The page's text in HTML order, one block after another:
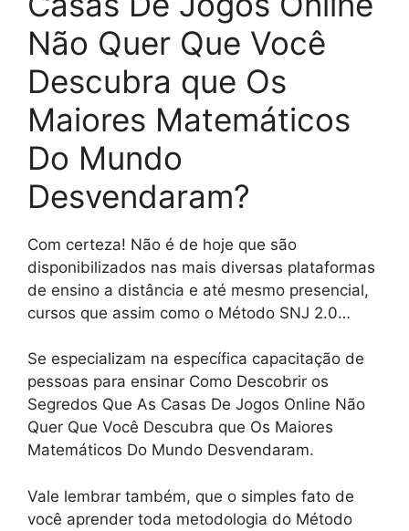
Não Quer Que Você
Descubra que Os
Maiores Matemáticos
Do Mundo
Desvendaram?
Com certeza! Não é de hoje que são
disponibilizados nas mais diversas plataformas
de ensino a distância e até mesmo presencial,
cursos que assim como o Método SNJ 2.0…
Se especializam na específica capacitação de
pessoas para ensinar Como Descobrir os
Segredos Que As Casas De Jogos Online Não
Quer Que Você Descubra que Os Maiores
Matemáticos Do Mundo Desvendaram.
Vale lembrar também, que o simples fato de
você aprender toda metodologia do Método